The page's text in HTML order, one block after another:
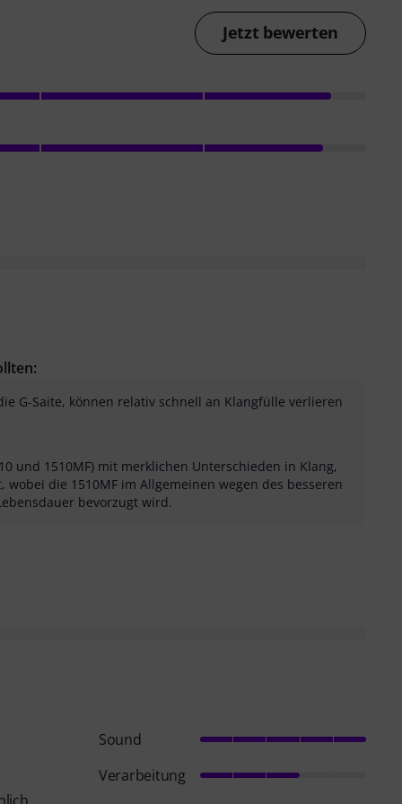
Jetzt bewerten
G-Saite, können relativ schnell an Klangfülle verlieren
und 1510MF) mit merklichen Unterschieden in Klang,
wobei die 1510MF im Allgemeinen wegen des besseren
bevorzugt wird.
als hilfreichals nicht hilfreich
Sound
Verarbeitung